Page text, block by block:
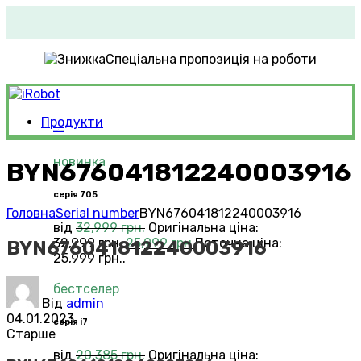
Спеціальна пропозиція на роботи
Продукти
новинка
серія 705
від 32,999грн. Оригінальна ціна:
32,999 грн..25,999грн.Поточна ціна:
25,999 грн..
бестселер
серія i7
від 20,385грн. Оригінальна ціна:
BYN676041812240003916
ГоловнаSerial numberBYN676041812240003916
BYN676041812240003916
Від admin
04.01.2023
Старше